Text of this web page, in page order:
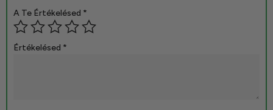
A Te Értékelésed *
Értékelésed *